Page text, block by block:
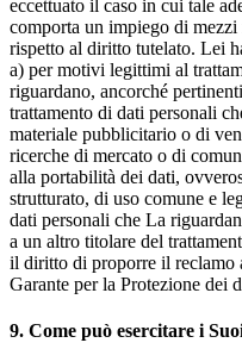
eccettuato il caso in cui tale
comporta un impiego di
rispetto al diritto tutelato. Lei
a) per motivi legittimi al
riguardano, ancorché
trattamento di dati personali
materiale pubblicitario o di
ricerche di mercato o di
alla portabilità dei dati,
strutturato, di uso comune e
dati personali che La
a un altro titolare del
il diritto di proporre il reclamo
Garante per la Protezione dei
9. Come può esercitare i